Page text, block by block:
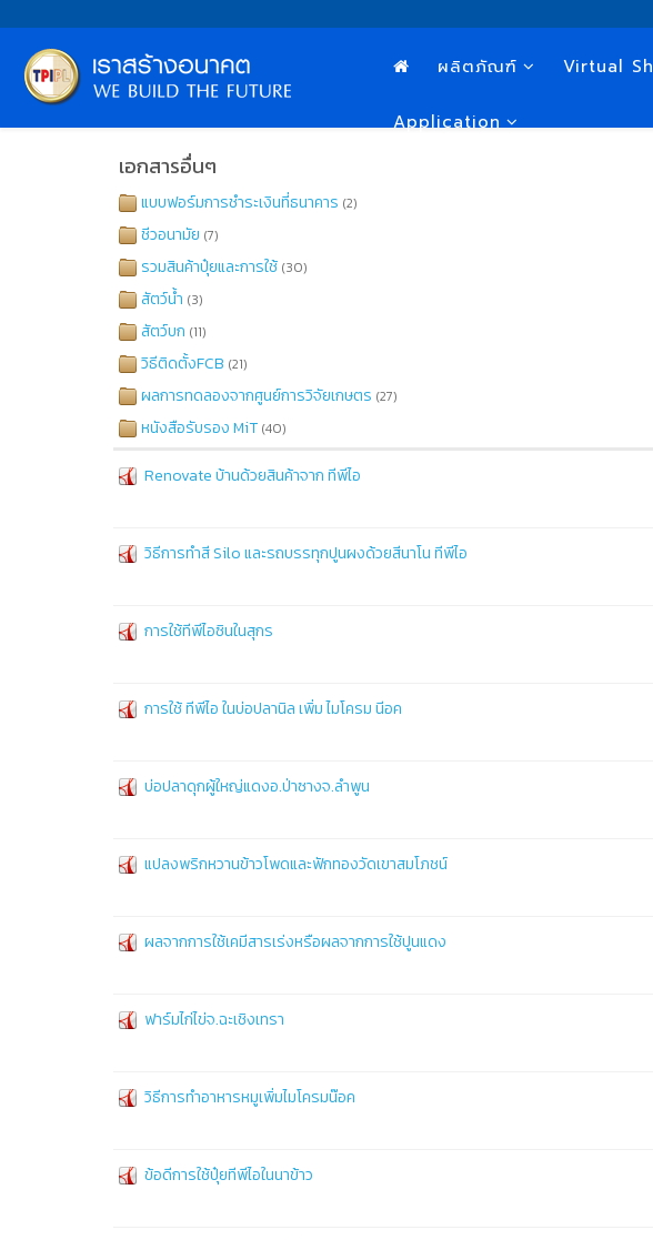
ผลิตภัณฑ์ Virtual
Application
เอกสารอื่นๆ
แบบฟอร์มการชำระเงินที่ธนาคาร (2)
ชีวอนามัย (7)
รวมสินค้าปุ๋ยและการใช้ (30)
สัตว์น้ำ (3)
สัตว์บก (11)
วิธีติดตั้งFCB (21)
ผลการทดลองจากศูนย์การวิจัยเกษตร (27)
หนังสือรับรอง MiT (40)
Renovate บ้านด้วยสินค้าจาก ทีพีไอ
วิธีการทำสี Silo และรถบรรทุกปูนผงด้วยสีนาโน ทีพีไอ
การใช้ทีพีไอซินในสุกร
การใช้ ทีพีไอ ในบ่อปลานิล เพิ่ม ไมโครม นีอค
บ่อปลาดุกผู้ใหญ่แดงอ.ป่าซางจ.ลำพูน
แปลงพริกหวานข้าวโพดและฟักทองวัดเขาสมโภชน์
ผลจากการใช้เคมีสารเร่งหรือผลจากการใช้ปูนแดง
ฟาร์มไก่ไข่จ.ฉะเชิงเทรา
วิธีการทำอาหารหมูเพิ่มไมโครมน๊อค
ข้อดีการใช้ปุ๋ยทีพีไอในนาข้าว